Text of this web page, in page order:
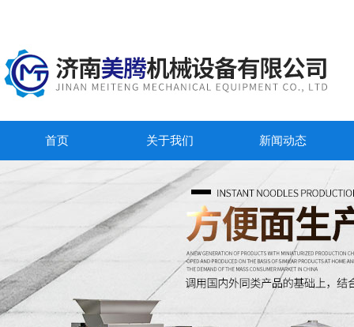
首页 关于我们 新闻动态